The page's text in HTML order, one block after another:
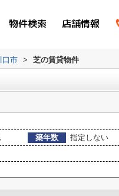
物件検索 店舗情報
口市 > 芝の賃貸物件
築年数
指定しない